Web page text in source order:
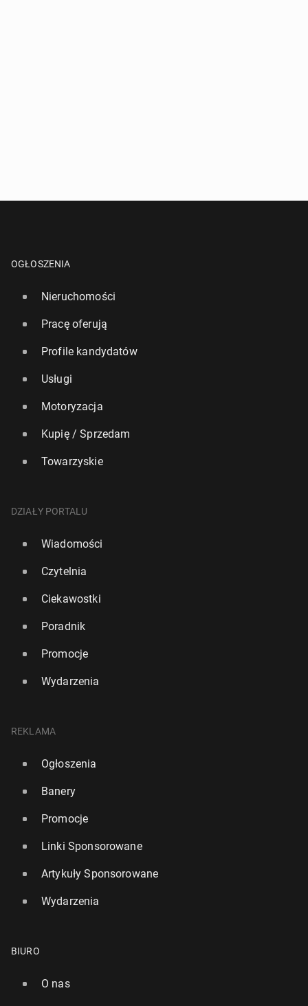
OGŁOSZENIA
Nieruchomości
Pracę oferują
Profile kandydatów
Usługi
Motoryzacja
Kupię / Sprzedam
Towarzyskie
DZIAŁY PORTALU
Wiadomości
Czytelnia
Ciekawostki
Poradnik
Promocje
Wydarzenia
REKLAMA
Ogłoszenia
Banery
Promocje
Linki Sponsorowane
Artykuły Sponsorowane
Wydarzenia
BIURO
O nas